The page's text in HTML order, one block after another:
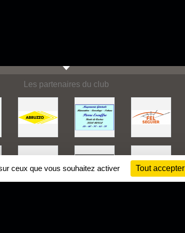
Les partenaires du club
ceux que vous souhaitez activer Tout accepter